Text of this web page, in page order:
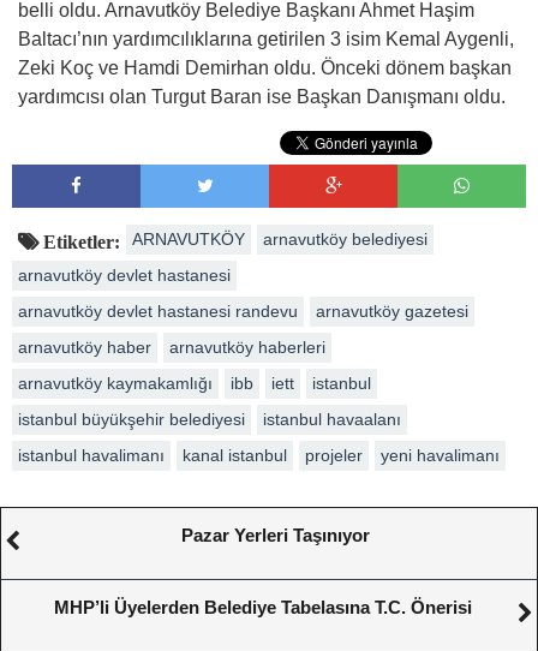
belli oldu. Arnavutköy Belediye Başkanı Ahmet Haşim
Baltacı’nın yardımcılıklarına getirilen 3 isim Kemal Aygenli,
Zeki Koç ve Hamdi Demirhan oldu. Önceki dönem başkan
yardımcısı olan Turgut Baran ise Başkan Danışmanı oldu.
Etiketler: ARNAVUTKÖY
arnavutköy belediyesi
arnavutköy devlet hastanesi
arnavutköy devlet hastanesi randevu
arnavutköy gazetesi
arnavutköy haber
arnavutköy haberleri
arnavutköy kaymakamlığı
ibb iett
istanbul
istanbul büyükşehir belediyesi
istanbul havaalanı
istanbul havalimanı
kanal istanbul projeler yeni havalimanı
Pazar Yerleri Taşınıyor
MHP’li Üyelerden Belediye Tabelasına T.C. Önerisi